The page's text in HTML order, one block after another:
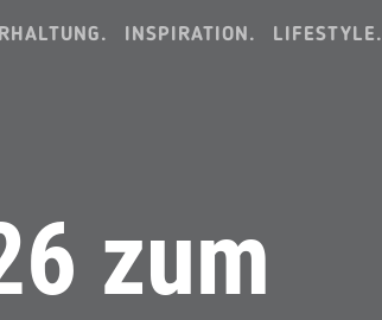
INSPIRATION. LIFESTYLE.
zum